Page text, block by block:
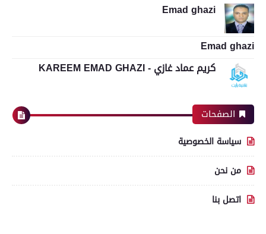
Emad ghazi
Emad ghazi
كريم عماد غازي - KAREEM EMAD GHAZI
الصفحات
سياسة الخصوصية
من نحن
اتصل بنا